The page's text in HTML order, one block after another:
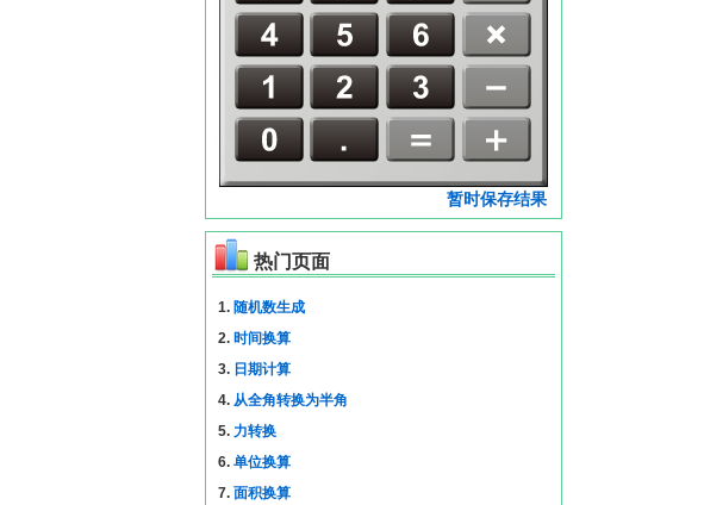
暂时保存结果
热门页面
1. 随机数生成
2. 时间换算
3. 日期计算
4. 从全角转换为半角
5. 力转换
6. 单位换算
7. 面积换算